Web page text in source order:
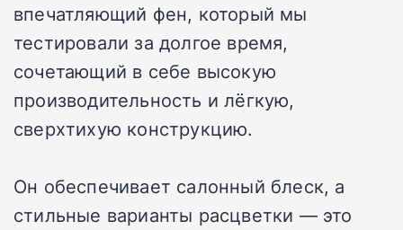
впечатляющий фен, который мы
тестировали за долгое время,
сочетающий в себе высокую
производительность и лёгкую,
сверхтихую конструкцию.
Он обеспечивает салонный блеск, а
стильные варианты расцветки — это